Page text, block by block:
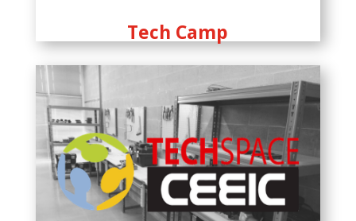
Tech Camp